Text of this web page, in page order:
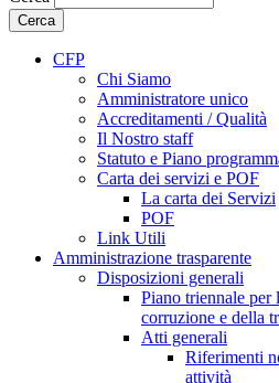
CFP
Chi Siamo
Amministratore unico
Accreditamenti / Qualità
Il Nostro staff
Statuto e Piano
Carta dei servizi e POF
La carta dei Servizi
POF
Link Utili
Amministrazione trasparente
Disposizioni generali
Piano triennale per
corruzione e della
Atti generali
Riferimenti
attività